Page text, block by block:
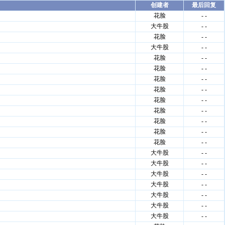
创建者
最后回复
花脸
- -
大牛股
- -
花脸
- -
大牛股
- -
花脸
- -
花脸
- -
花脸
- -
花脸
- -
花脸
- -
花脸
- -
花脸
- -
花脸
- -
花脸
- -
大牛股
- -
大牛股
- -
大牛股
- -
大牛股
- -
大牛股
- -
大牛股
- -
大牛股
- -